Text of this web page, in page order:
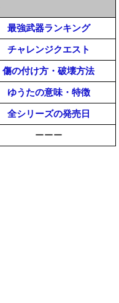
最強武器ランキング
チャレンジクエスト
傷の付け方・破壊方法
ゆうたの意味・特徴
全シリーズの発売日
ーーー